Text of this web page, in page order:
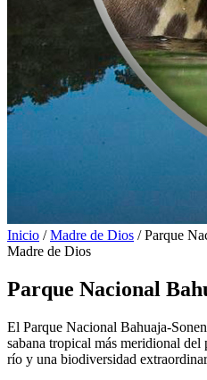
Inicio / Madre de Dios / Parque
Madre de Dios
Parque Nacional
El Parque Nacional Bahuaja-
sabana tropical más meridional del
río y una biodiversidad